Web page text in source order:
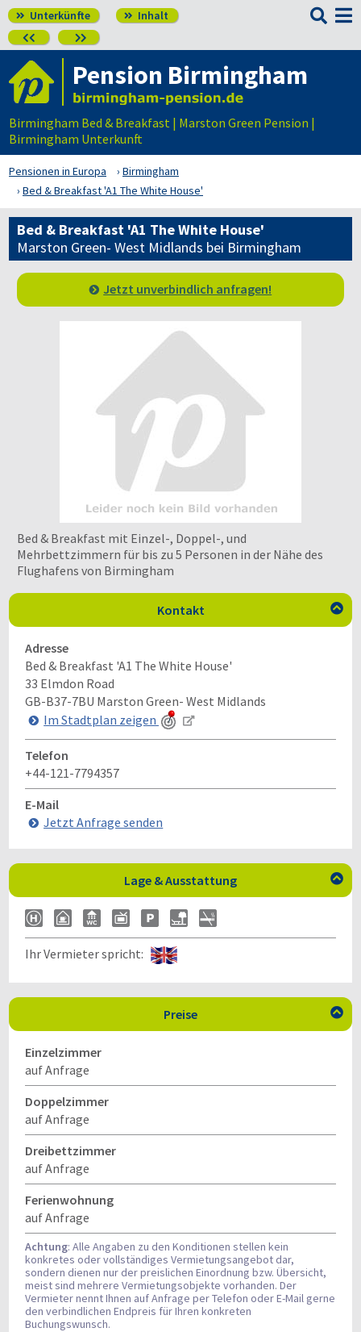
 Unterkünfte  Inhalt
 

Pension Birmingham
Birmingham Bed & Breakfast | Marston Green Pension |
Birmingham Unterkunft
Pensionen in Europa
Birmingham
Bed & Breakfast 'A1 The White House'
Bed & Breakfast 'A1 The White House'
Marston Green- West Midlands bei Birmingham
Jetzt unverbindlich anfragen!
Bed & Breakfast mit Einzel-, Doppel-, und
Mehrbettzimmern für bis zu 5 Personen in der Nähe des
Flughafens von Birmingham
Kontakt 
Adresse
Bed & Breakfast 'A1 The White House'
33 Elmdon Road
GB-B37-7BU Marston Green- West Midlands
Im Stadtplan zeigen
Telefon
+44-121-7794357
E-Mail
Jetzt Anfrage senden
Lage & Ausstattung 
Ihr Vermieter spricht:
Preise 
Einzelzimmer
auf Anfrage
Doppelzimmer
auf Anfrage
Dreibettzimmer
auf Anfrage
Ferienwohnung
auf Anfrage
Achtung: Alle Angaben zu den Konditionen stellen kein
konkretes oder vollständiges Vermietungsangebot dar,
sondern dienen nur der preislichen Einordnung bzw. Übersicht,
meist sind mehrere Vermietungsobjekte vorhanden. Der
Vermieter nennt Ihnen auf Anfrage per Telefon oder E-Mail gerne
den verbindlichen Endpreis für Ihren konkreten
Buchungswunsch.